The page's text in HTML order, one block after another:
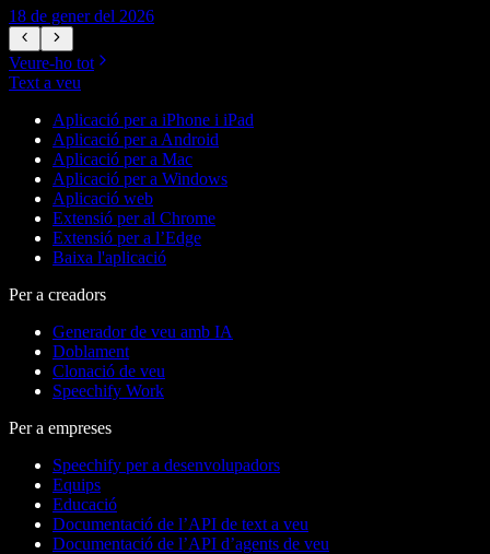
18 de gener del 2026
Veure-ho tot
Text a veu
Aplicació per a iPhone i iPad
Aplicació per a Android
Aplicació per a Mac
Aplicació per a Windows
Aplicació web
Extensió per al Chrome
Extensió per a l’Edge
Baixa l'aplicació
Per a creadors
Generador de veu amb IA
Doblament
Clonació de veu
Speechify Work
Per a empreses
Speechify per a desenvolupadors
Equips
Educació
Documentació de l’API de text a veu
Documentació de l’API d’agents de veu